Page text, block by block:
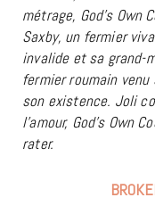
métrage, God’s Own
Saxby, un fermier
invalide et sa grand-
fermier roumain
son existence. Joli
l’amour, God’s Own
rater.